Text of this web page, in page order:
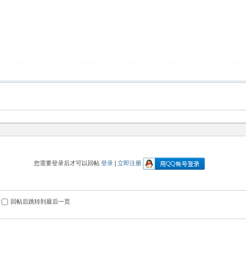
您需要登录后才可以回帖 登录 立即注册
回帖后跳转到最后一页